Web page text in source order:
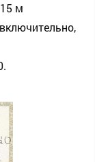
м